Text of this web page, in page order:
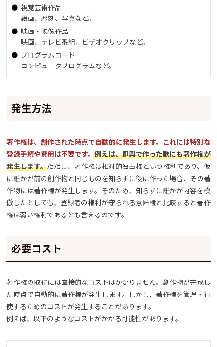
視覚芸術作品
絵画、彫刻、写真など。
映画・映像作品
映画、テレビ番組、ビデオクリップなど。
プログラムコード
コンピュータプログラムなど。
発生方法
著作権は、創作された時点で自動的に発生します。これには特別な
登録手続や費用は不要です。例えば、即興で作った歌にも著作権が
発生します。ただし、著作権は相対的独占権という権利であり、仮
に誰かが前の創作物と同じものを知らずに後に作った場合、その著
作物には著作権が発生します。そのため、知らずに誰かが内容を模
倣したとしても、登録者の権利が守られる意匠権と比較すると著作
権は弱い権利であるとも言えるのです。
必要コスト
著作権の取得には直接的なコストはかかりません。創作物が完成し
た時点で自動的に著作権が発生します。しかし、著作権を管理・行
使するためのコストが発生することがあります。
例えば、以下のようなコストがかかる可能性があります。